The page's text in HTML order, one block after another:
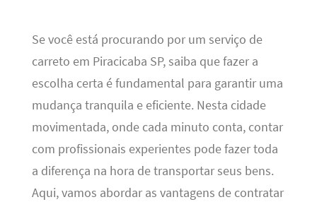
Se você está procurando por um serviço de
carreto em Piracicaba SP, saiba que fazer a
escolha certa é fundamental para garantir uma
mudança tranquila e eficiente. Nesta cidade
movimentada, onde cada minuto conta, contar
com profissionais experientes pode fazer toda
a diferença na hora de transportar seus bens.
Aqui, vamos abordar as vantagens de contratar